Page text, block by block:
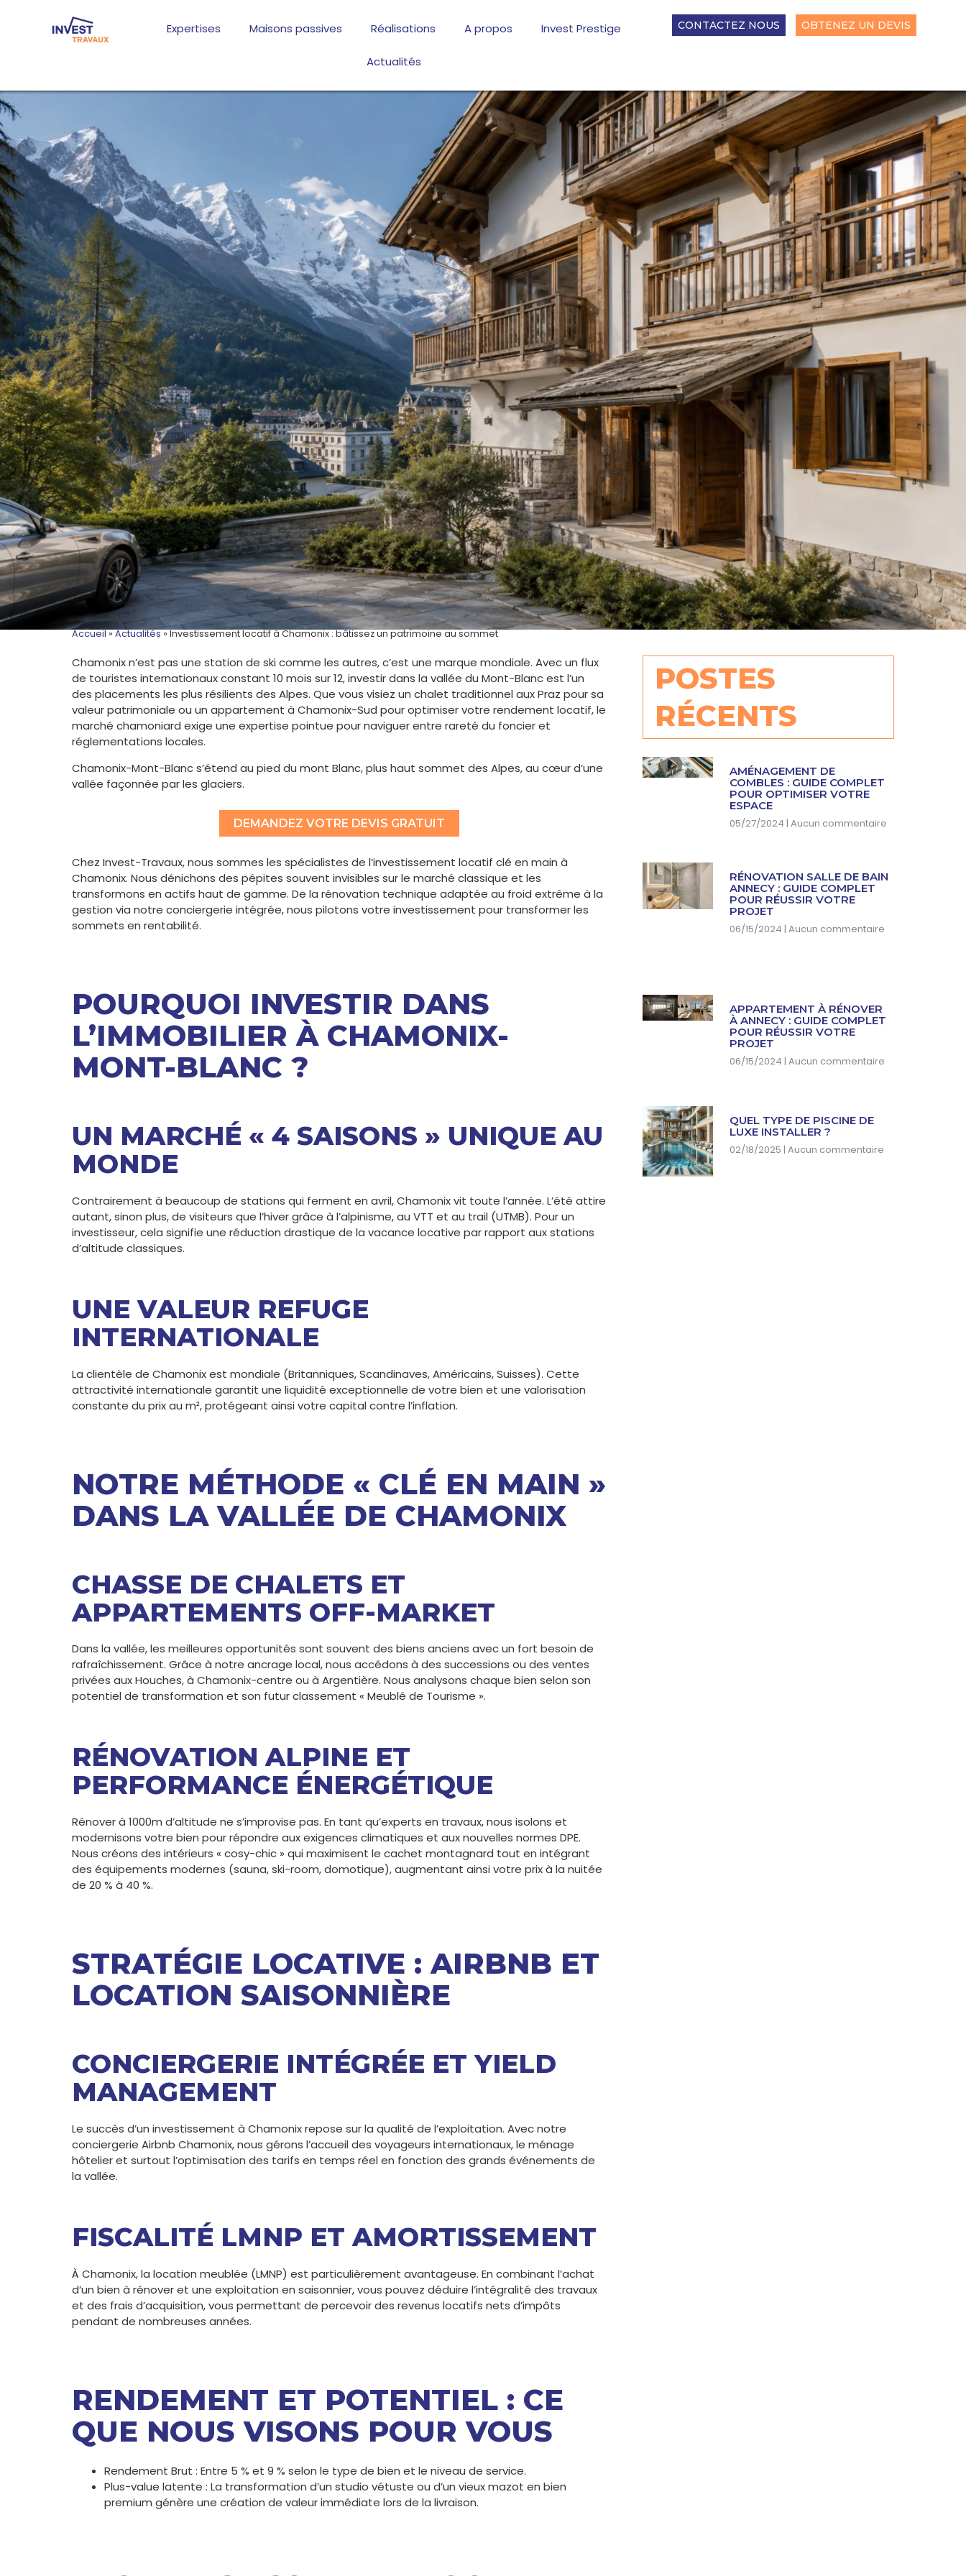
Expertises Maisons passives Réalisations A propos Invest Prestige
Actualités
CONTACTEZ NOUS OBTENEZ UN DEVIS
Accueil»Actualités»Investissement locatif à Chamonix : bâtissez un patrimoine au sommet
Chamonix n’est pas une station de ski comme les autres, c’est une marque mondiale. Avec un flux
de touristes internationaux constant 10 mois sur 12, investir dans la vallée du Mont-Blanc est l’un
des placements les plus résilients des Alpes. Que vous visiez un chalet traditionnel aux Praz pour sa
valeur patrimoniale ou un appartement à Chamonix-Sud pour optimiser votre rendement locatif, le
marché chamoniard exige une expertise pointue pour naviguer entre rareté du foncier et
réglementations locales.
Chamonix-Mont-Blanc s’étend au pied du mont Blanc, plus haut sommet des Alpes, au cœur d’une
vallée façonnée par les glaciers.
DEMANDEZ VOTRE DEVIS GRATUIT
Chez Invest-Travaux, nous sommes les spécialistes de l’investissement locatif clé en main à
Chamonix. Nous dénichons des pépites souvent invisibles sur le marché classique et les
transformons en actifs haut de gamme. De la rénovation technique adaptée au froid extrême à la
gestion via notre conciergerie intégrée, nous pilotons votre investissement pour transformer les
sommets en rentabilité.
POURQUOI INVESTIR DANS
L’IMMOBILIER À CHAMONIX-
MONT-BLANC ?
UN MARCHÉ « 4 SAISONS » UNIQUE AU
MONDE
Contrairement à beaucoup de stations qui ferment en avril, Chamonix vit toute l’année. L’été attire
autant, sinon plus, de visiteurs que l’hiver grâce à l’alpinisme, au VTT et au trail (UTMB). Pour un
investisseur, cela signifie une réduction drastique de la vacance locative par rapport aux stations
d’altitude classiques.
UNE VALEUR REFUGE
INTERNATIONALE
La clientèle de Chamonix est mondiale (Britanniques, Scandinaves, Américains, Suisses). Cette
attractivité internationale garantit une liquidité exceptionnelle de votre bien et une valorisation
constante du prix au m², protégeant ainsi votre capital contre l’inflation.
NOTRE MÉTHODE « CLÉ EN MAIN »
DANS LA VALLÉE DE CHAMONIX
CHASSE DE CHALETS ET
APPARTEMENTS OFF-MARKET
Dans la vallée, les meilleures opportunités sont souvent des biens anciens avec un fort besoin de
rafraîchissement. Grâce à notre ancrage local, nous accédons à des successions ou des ventes
privées aux Houches, à Chamonix-centre ou à Argentière. Nous analysons chaque bien selon son
potentiel de transformation et son futur classement « Meublé de Tourisme ».
RÉNOVATION ALPINE ET
PERFORMANCE ÉNERGÉTIQUE
Rénover à 1000m d’altitude ne s’improvise pas. En tant qu’experts en travaux, nous isolons et
modernisons votre bien pour répondre aux exigences climatiques et aux nouvelles normes DPE.
Nous créons des intérieurs « cosy-chic » qui maximisent le cachet montagnard tout en intégrant
des équipements modernes (sauna, ski-room, domotique), augmentant ainsi votre prix à la nuitée
de 20 % à 40 %.
STRATÉGIE LOCATIVE : AIRBNB ET
LOCATION SAISONNIÈRE
CONCIERGERIE INTÉGRÉE ET YIELD
MANAGEMENT
Le succès d’un investissement à Chamonix repose sur la qualité de l’exploitation. Avec notre
conciergerie Airbnb Chamonix, nous gérons l’accueil des voyageurs internationaux, le ménage
hôtelier et surtout l’optimisation des tarifs en temps réel en fonction des grands événements de
la vallée.
FISCALITÉ LMNP ET AMORTISSEMENT
À Chamonix, la location meublée (LMNP) est particulièrement avantageuse. En combinant l’achat
d’un bien à rénover et une exploitation en saisonnier, vous pouvez déduire l’intégralité des travaux
et des frais d’acquisition, vous permettant de percevoir des revenus locatifs nets d’impôts
pendant de nombreuses années.
RENDEMENT ET POTENTIEL : CE
QUE NOUS VISONS POUR VOUS
Rendement Brut : Entre 5 % et 9 % selon le type de bien et le niveau de service.
Plus-value latente : La transformation d’un studio vétuste ou d’un vieux mazot en bien
premium génère une création de valeur immédiate lors de la livraison.
POSTES
RÉCENTS
AMÉNAGEMENT DE
COMBLES : GUIDE COMPLET
POUR OPTIMISER VOTRE
ESPACE
05/27/2024 Aucun commentaire
RÉNOVATION SALLE DE BAIN
ANNECY : GUIDE COMPLET
POUR RÉUSSIR VOTRE
PROJET
06/15/2024 Aucun commentaire
APPARTEMENT À RÉNOVER
À ANNECY : GUIDE COMPLET
POUR RÉUSSIR VOTRE
PROJET
06/15/2024 Aucun commentaire
QUEL TYPE DE PISCINE DE
LUXE INSTALLER ?
02/18/2025 Aucun commentaire